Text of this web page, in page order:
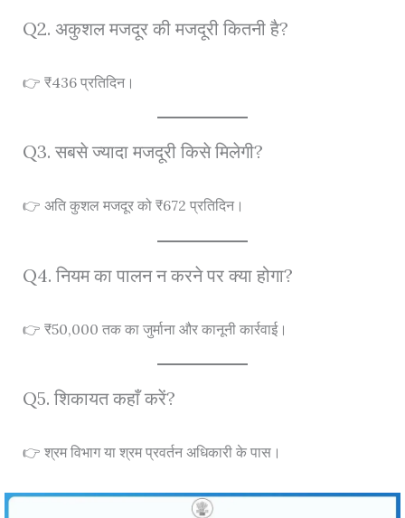
Q2. अकुशल मजदूर की मजदूरी कितनी है?
👉 ₹436 प्रतिदिन।
Q3. सबसे ज्यादा मजदूरी किसे मिलेगी?
👉 अति कुशल मजदूर को ₹672 प्रतिदिन।
Q4. नियम का पालन न करने पर क्या होगा?
👉 ₹50,000 तक का जुर्माना और कानूनी कार्रवाई।
Q5. शिकायत कहाँ करें?
👉 श्रम विभाग या श्रम प्रवर्तन अधिकारी के पास।